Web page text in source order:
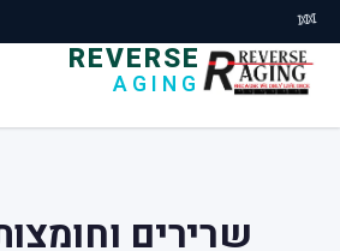
🧬
REVERSE
AGING
שרירים